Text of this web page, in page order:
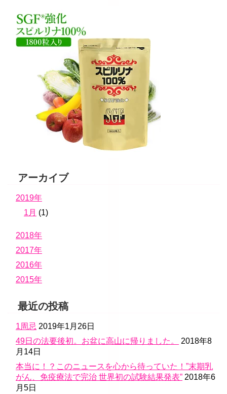
アーカイブ
2019年
1月 (1)
2018年
2017年
2016年
2015年
最近の投稿
1周忌 2019年1月26日
49日の法要後初。お盆に高山に帰りました。
2018年8
月14日
本当に！？このニュースを心から待っていた！”末期乳
がん、免疫療法で完治 世界初の試験結果発表” 2018年6
月5日